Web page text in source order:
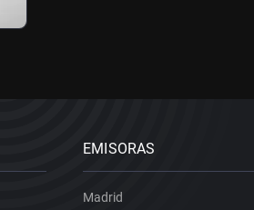
EMISORAS
Madrid